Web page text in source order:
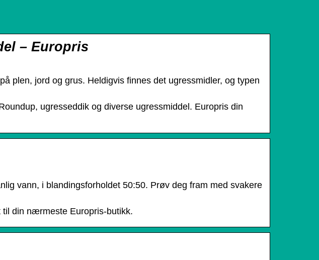
– Europris
plen, jord og grus. Heldigvis finnes det ugressmidler, og typen
ugresseddik og diverse ugressmiddel. Europris din
vann, i blandingsforholdet 50:50. Prøv deg fram med svakere
din nærmeste Europris-butikk.